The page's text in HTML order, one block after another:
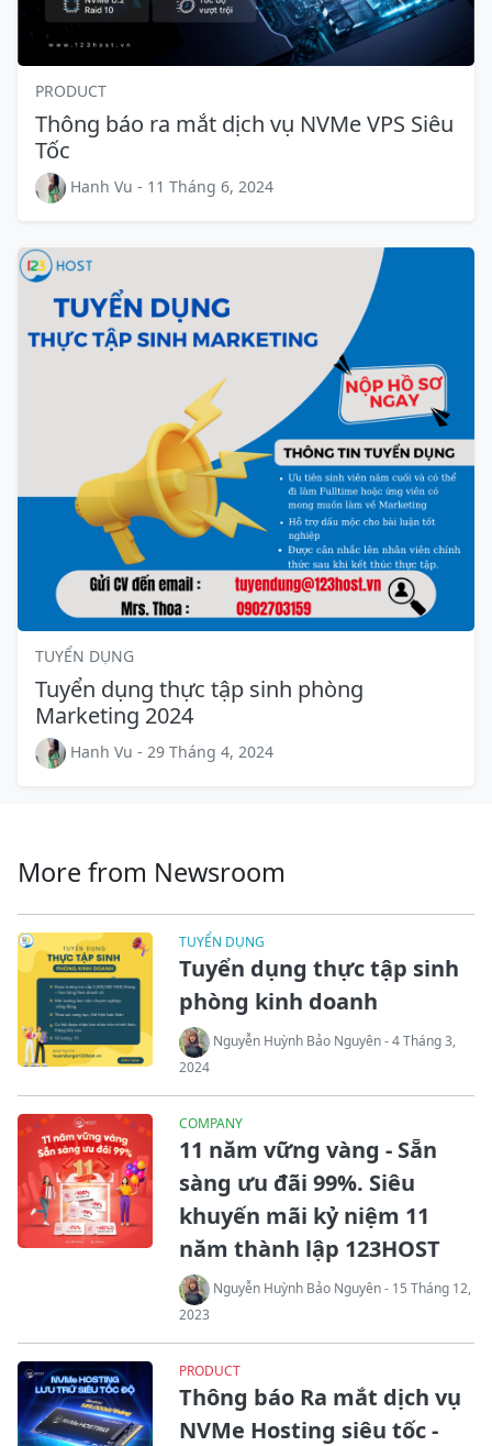
PRODUCT
Thông báo ra mắt dịch vụ NVMe VPS Siêu
Tốc
Hanh Vu - 11 Tháng 6, 2024
TUYỂN DỤNG
Tuyển dụng thực tập sinh phòng
Marketing 2024
Hanh Vu - 29 Tháng 4, 2024
More from Newsroom
TUYỂN DỤNG
Tuyển dụng thực tập sinh
phòng kinh doanh
Nguyễn Huỳnh Bảo Nguyên - 4 Tháng 3,
2024
COMPANY
11 năm vững vàng - Sẵn
sàng ưu đãi 99%. Siêu
khuyến mãi kỷ niệm 11
năm thành lập 123HOST
Nguyễn Huỳnh Bảo Nguyên - 15 Tháng 12,
2023
PRODUCT
Thông báo Ra mắt dịch vụ
NVMe Hosting siêu tốc -